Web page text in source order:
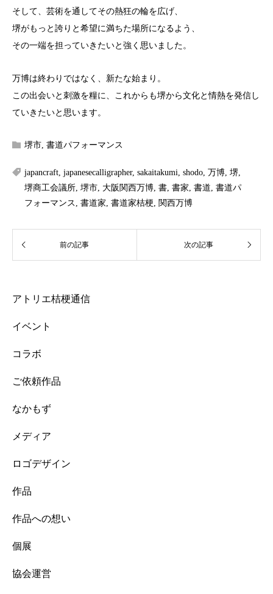
そして、芸術を通してその熱狂の輪を広げ、
堺がもっと誇りと希望に満ちた場所になるよう、
その一端を担っていきたいと強く思いました。
万博は終わりではなく、新たな始まり。
この出会いと刺激を糧に、これからも堺から文化と情熱を発信し
ていきたいと思います。
堺市 書道パフォーマンス
japancraft japanesecalligrapher, sakaitakumi shodo 万博 堺
堺商工会議所 堺市 大阪関西万博 書 書家 書道 書道パ
フォーマンス
書道家 書道家桔梗 関西万博
アトリエ桔梗通信
イベント
コラボ
ご依頼作品
なかもず
メディア
ロゴデザイン
作品
作品への想い
個展
協会運営